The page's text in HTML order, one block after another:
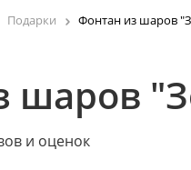
Подарки Фонтан из шаров
шаров
и оценок